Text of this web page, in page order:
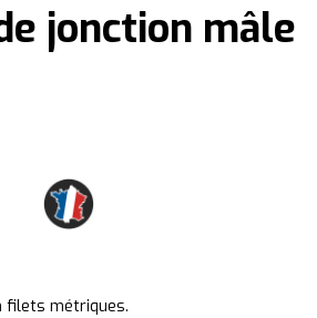
jonction mâle
filets métriques.